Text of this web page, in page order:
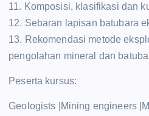
11. Komposisi, klasifikasi dan
12. Sebaran lapisan batubara
13. Rekomendasi metode
pengolahan mineral dan
Peserta kursus:
Geologists |Mining engineers